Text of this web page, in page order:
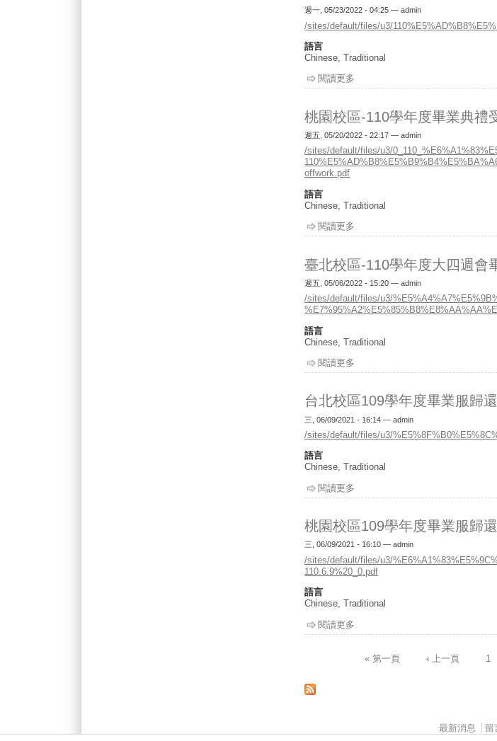
週一, 05/23/2022 - 04:25 —admin
/sites/default/files/u3/
語言
Chinese, Traditional
閱讀更多
桃園校區-110學年度畢業典禮
週五, 05/20/2022 - 22:17 —admin
/sites/default/files/u3/
offwork.pdf
語言
Chinese, Traditional
閱讀更多
臺北校區-110學年度大四週會
週五, 05/06/2022 - 15:20 —admin
/sites/default/files/u3/
語言
Chinese, Traditional
閱讀更多
台北校區109學年度畢業服歸
三, 06/09/2021 - 16:14 —admin
/sites/default/files/u3/
語言
Chinese, Traditional
閱讀更多
桃園校區109學年度畢業服歸
三, 06/09/2021 - 16:10 —admin
/sites/default/files/u3/
110.6.9%20_0.pdf
語言
Chinese, Traditional
閱讀更多
« 第一頁 ‹ 上一頁 1
最新消息 留